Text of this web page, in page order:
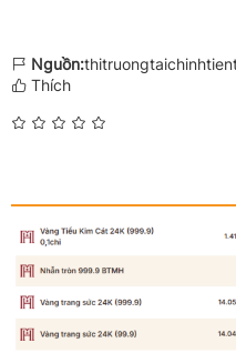
Nguồn:
Thích